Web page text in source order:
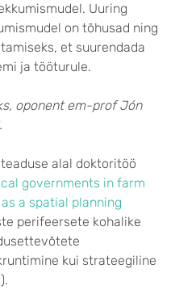
Uuring
on tõhusad ning
et suurendada
ja tööturule.
oponent em-prof Jón
alal doktoritöö
governments in farm
a spatial planning
perifeersete kohalike
kui strateegiline